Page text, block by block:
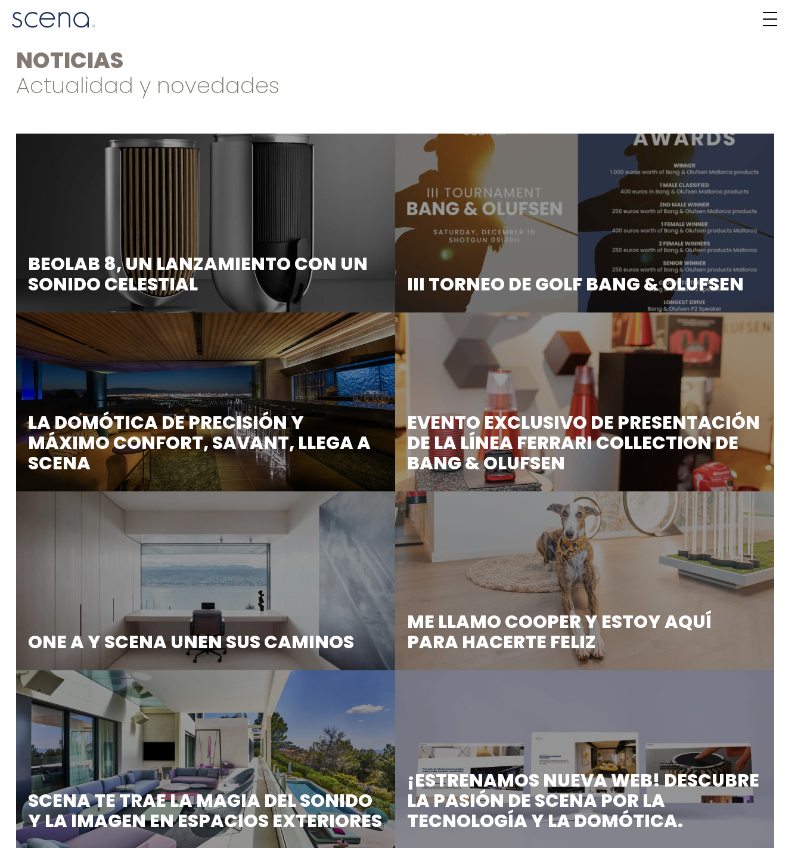
NOTICIAS
Actualidad y novedades
BEOLAB 8, UN LANZAMIENTO CON UN
SONIDO CELESTIAL
La firma Bang & Olufsen, de la que Scena es distribuidor exclusivo ...
III TORNEO DE GOLF BANG & OLUFSEN
El próximo 16 de diciembre, las instalaciones del Golf Son Muntaner ...
LA DOMÓTICA DE PRECISIÓN Y
MÁXIMO CONFORT, SAVANT, LLEGA A
SCENA
Savant es una firma que ensalza la domótica de precisión ...
EVENTO EXCLUSIVO DE PRESENTACIÓN
DE LA LÍNEA FERRARI COLLECTION DE
BANG & OLUFSEN
El pasado día 21 de septiembre, el Show Room Bang & ...
ONE A Y SCENA UNEN SUS CAMINOS
ONE A, una marca líder en soluciones de iluminación y ...
ME LLAMO COOPER Y ESTOY AQUÍ
PARA HACERTE FELIZ
En efecto, así me llamo, Cooper. Como el Mini pero más ...
SCENA TE TRAE LA MAGIA DEL SONIDO
Y LA IMAGEN EN ESPACIOS EXTERIORES
¡ESTRENAMOS NUEVA WEB! DESCUBRE
LA PASIÓN DE SCENA POR LA
TECNOLOGÍA Y LA DOMÓTICA.